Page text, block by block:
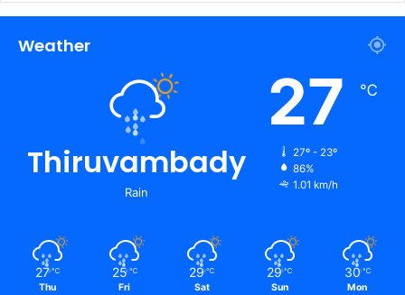
Weather
Thiruvambady
Rain
27 ℃
27º - 23º
86%
1.01 km/h
27 ℃
Thu
25 ℃
Fri
29 ℃
Sat
29 ℃
Sun
30 ℃
Mon